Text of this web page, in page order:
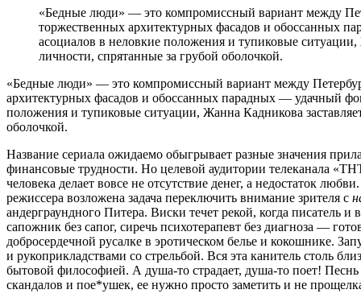
«Бедные люди» — это компромиссный вариант между
торжественных архитектурных фасадов и обоссанных
асоциалов в неловкие положения и тупиковые
личности, спрятанные за грубой оболочкой.
«Бедные люди» — это компромиссный вариант между
архитектурных фасадов и обоссанных парадных — удачный
положения и тупиковые ситуации, Жанна Кадникова
оболочкой.
Название сериала ожидаемо обыгрывает разные значения
финансовые трудности. Но целевой аудитории телеканала
человека делает вовсе не отсутствие денег, а недостаток
режиссера возложена задача переключить внимание зрителя с
андерграундного Питера. Виски течет рекой, когда
сапожник без сапог, сиречь психотерапевт без диагноза —
добросердечной русалке в эротическом белье и кокошнике.
и рукоприкладствами со стрельбой. Вся эта канитель столь
бытовой философией. А душа-то страдает, душа-то поет!
скандалов и пое*ушек, ее нужно просто заметить и не